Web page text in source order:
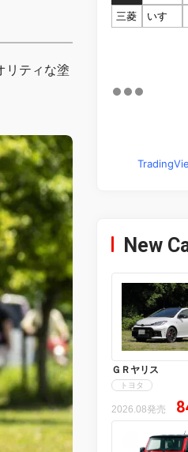
リティな塗
三菱
いすゞ
New
ＧＲヤリス
トヨタ
2026.08発売